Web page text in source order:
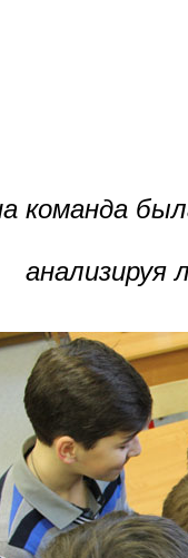
команда
анализируя